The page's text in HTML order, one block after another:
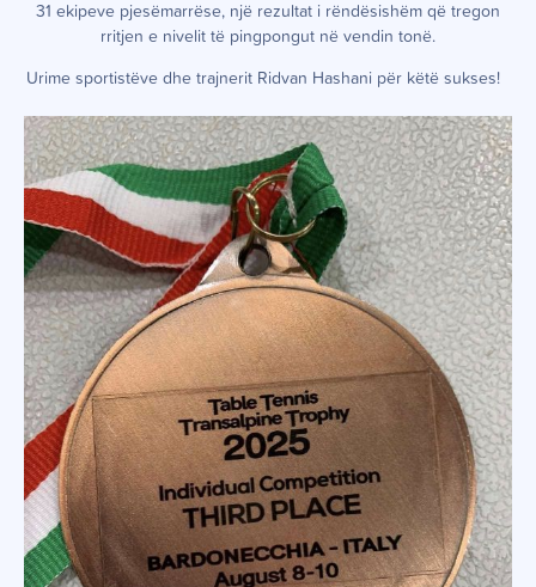
31 ekipeve pjesëmarrëse, një rezultat i rëndësishëm që tregon
rritjen e nivelit të pingpongut në vendin tonë.
Urime sportistëve dhe trajnerit Ridvan Hashani për këtë sukses!